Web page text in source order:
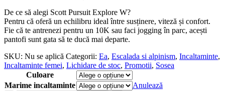
De ce să alegi Scott Pursuit Explore W?
Pentru că oferă un echilibru ideal între susținere, viteză și confort.
Fie că te antrenezi pentru un 10K sau faci jogging în parc, acești
pantofi sunt gata să te ducă mai departe.
SKU: Nu se aplică Categorii: Ea, Escalada si alpinism, Incaltaminte,
Incaltaminte femei, Lichidare de stoc, Promotii, Sosea
Culoare
Marime incaltaminte
Anulează